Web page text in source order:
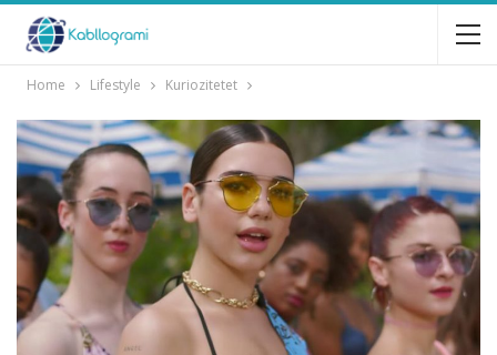
Home Lifestyle Kuriozitetet